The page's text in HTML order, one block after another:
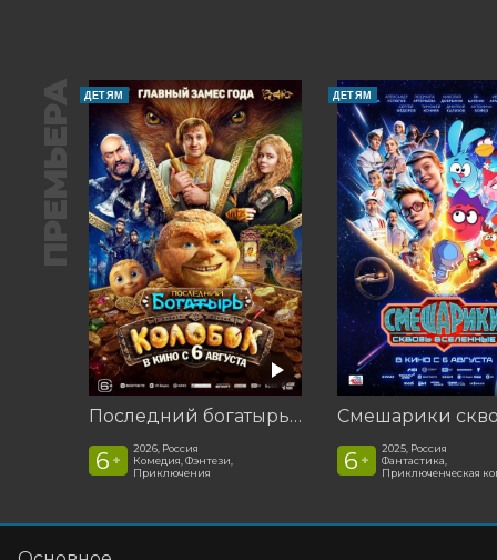
ПРЕМЬЕРА ДЕТЯМ
Последний богатырь. Колобок
6 +
2026, Россия
Комедия, Фэнтези,
Приключения
ДЕТЯМ
6 +
2025, Россия
Фантастика,
Приключенческая